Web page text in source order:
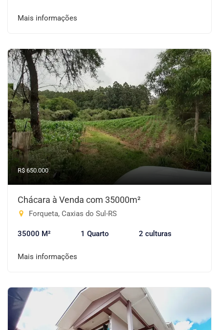
Mais informações
R$ 650.000
Chácara à Venda com 35000m²
Forqueta, Caxias do Sul-RS
35000 M² 1 Quarto 2 culturas
Mais informações